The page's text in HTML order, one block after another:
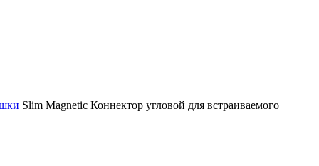
Slim Magnetic Коннектор угловой для встраиваемого